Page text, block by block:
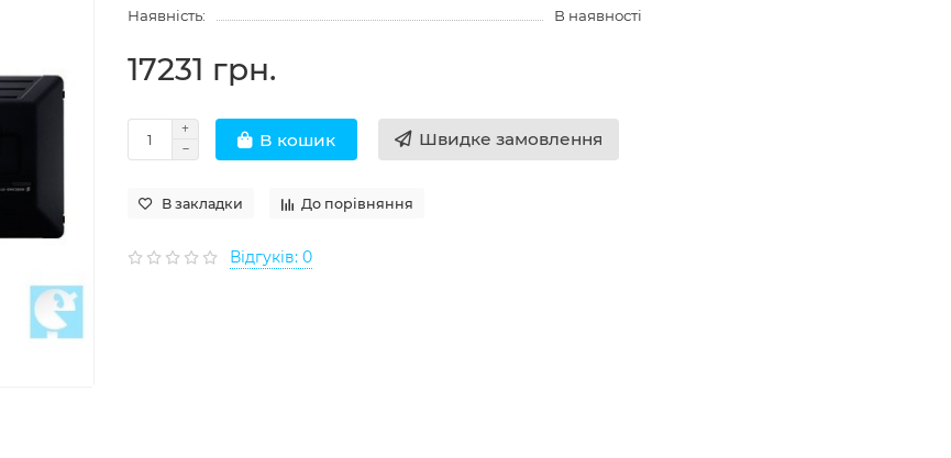
Наявність:
В наявності
17231 грн.
В кошик Швидке замовлення
В закладки До порівняння
Відгуків: 0